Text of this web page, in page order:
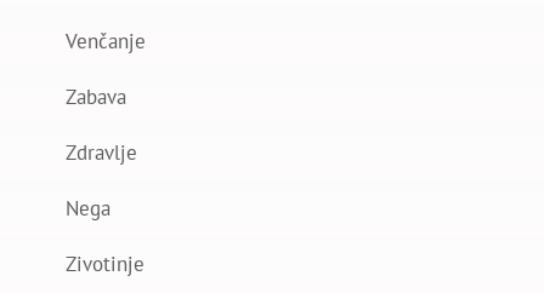
Venčanje
Zabava
Zdravlje
Nega
Zivotinje